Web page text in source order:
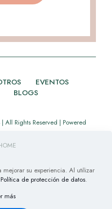
EVENTOS
BLOGS
All Rights Reserved | Powered
mejorar su experiencia. Al utilizar
Política de protección de datos.
más